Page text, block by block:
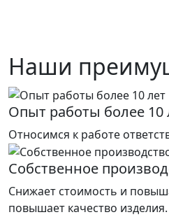
Наши
Опыт работы более 10
Относимся к работе
Собственное
Снижает стоимость и
повышает качество изделия.